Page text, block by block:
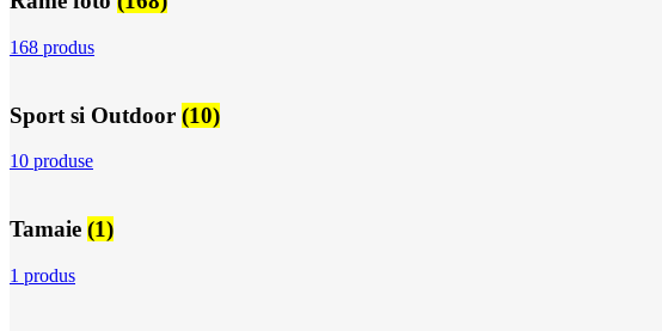
168 produs
Sport si Outdoor (10)
10 produse
Tamaie (1)
1 produs